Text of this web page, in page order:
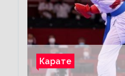
Карате